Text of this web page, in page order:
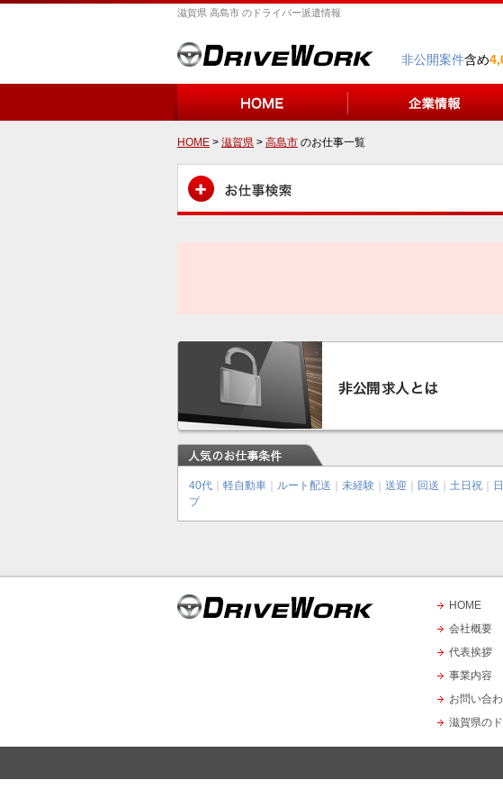
滋賀県 高島市 のドライバー派遣情報
非公開案件含め
HOME > 滋賀県 > 高島市 のお仕事一覧
40代 軽自動車 ルート配送 未経験 送迎 回送 土日祝
プ
HOME
会社概要
代表挨拶
事業内容
お問い合
滋賀県の